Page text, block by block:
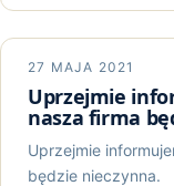
27 MAJA 2021
Uprzejmie
nasza firma
Uprzejmie
będzie nieczynna.